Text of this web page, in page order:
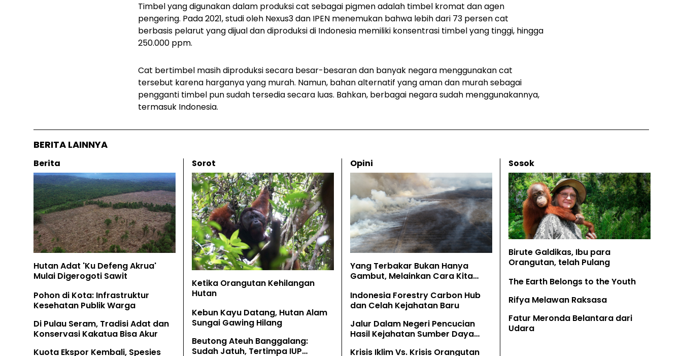
Timbel yang digunakan dalam produksi cat sebagai pigmen adalah timbel kromat dan agen
pengering. Pada 2021, studi oleh Nexus3 dan IPEN menemukan bahwa lebih dari 73 persen cat
berbasis pelarut yang dijual dan diproduksi di Indonesia memiliki konsentrasi timbel yang tinggi, hingga
250.000 ppm.
Cat bertimbel masih diproduksi secara besar-besaran dan banyak negara menggunakan cat
tersebut karena harganya yang murah. Namun, bahan alternatif yang aman dan murah sebagai
pengganti timbel pun sudah tersedia secara luas. Bahkan, berbagai negara sudah menggunakannya,
termasuk Indonesia.
BERITA LAINNYA
Berita
Hutan Adat 'Ku Defeng Akrua'
Mulai Digerogoti Sawit
Pohon di Kota: Infrastruktur
Kesehatan Publik Warga
Di Pulau Seram, Tradisi Adat dan
Konservasi Kakatua Bisa Akur
Kuota Ekspor Kembali, Spesies
Sorot
Ketika Orangutan Kehilangan
Hutan
Kebun Kayu Datang, Hutan Alam
Sungai Gawing Hilang
Beutong Ateuh Banggalang:
Sudah Jatuh, Tertimpa IUP
Opini
Yang Terbakar Bukan Hanya
Gambut, Melainkan Cara Kita
Indonesia Forestry Carbon Hub
dan Celah Kejahatan Baru
Jalur Dalam Negeri Pencucian
Hasil Kejahatan Sumber Daya
Krisis Iklim Vs. Krisis Orangutan
Sosok
Birute Galdikas, Ibu para
Orangutan, telah Pulang
The Earth Belongs to the Youth
Rifya Melawan Raksasa
Fatur Meronda Belantara dari
Udara